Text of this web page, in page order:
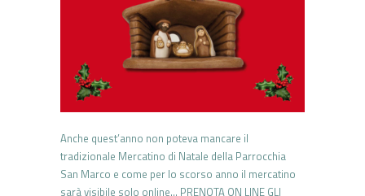
Anche quest’anno non poteva mancare il
tradizionale Mercatino di Natale della Parrocchia
San Marco e come per lo scorso anno il mercatino
sarà visibile solo online… PRENOTA ON LINE GLI